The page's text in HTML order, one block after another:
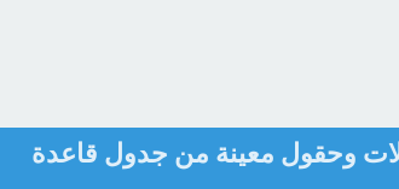
وحقول معينة من جدول قاعدة